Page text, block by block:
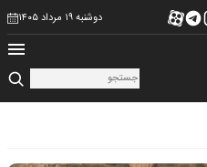
دوشنبه ۱۹ مرداد ۱۴۰۵